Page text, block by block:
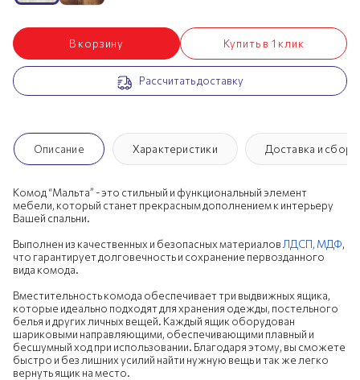
В корзину Купить в 1 клик
Рассчитать доставку
Описание Характеристики Доставка и
Комод “Мальта” - это стильный и функциональный элемент
мебели, который станет прекрасным дополнением к интерьеру
Вашей спальни.
Выполнен из качественных и безопасных материалов ЛДСП, МДФ,
что гарантирует долговечность и сохранение первозданного
вида комода.
Вместительность комода обеспечивает три выдвижных ящика,
которые идеально подходят для хранения одежды, постельного
белья и других личных вещей. Каждый ящик оборудован
шариковыми направляющими, обеспечивающими плавный и
бесшумный ход при использовании. Благодаря этому, вы сможете
быстро и без лишних усилий найти нужную вещь и так же легко
вернуть ящик на место.